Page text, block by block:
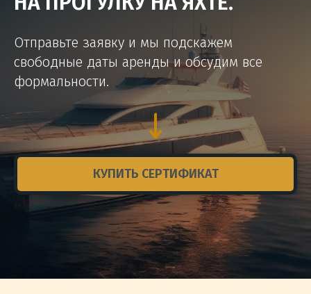
Отправьте заявку и мы подскажем
свободные даты аренды и обсудим все
формальности.
КУПИТЬ СЕРТИФИКАТ